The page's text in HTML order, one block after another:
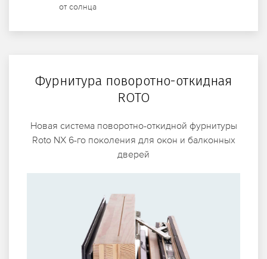
от солнца
Фурнитура поворотно-откидная
ROTO
Новая система поворотно-откидной фурнитуры
Roto NX 6-го поколения для окон и балконных
дверей